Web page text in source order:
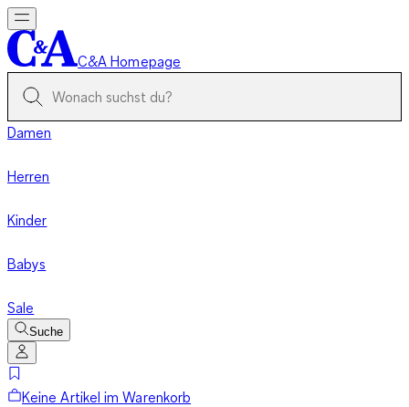
C&A Homepage
Damen
Herren
Kinder
Babys
Sale
Suche
Keine Artikel im Warenkorb